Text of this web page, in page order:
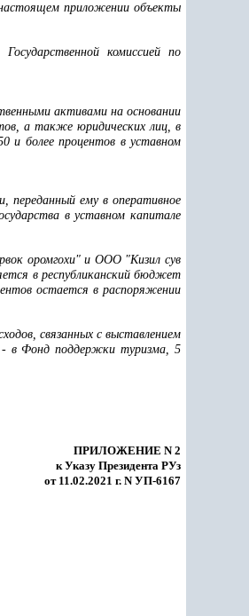
приложении объекты
комиссией по
активами на основании
а также юридических лиц, в
и более процентов в уставном
переданный ему в оперативное
в уставном капитале
оромгохи" и ООО "Кизил сув
в республиканский бюджет
остается в распоряжении
связанных с выставлением
- в Фонд поддержки туризма, 5
ПРИЛОЖЕНИЕ N 2
к Указу Президента РУз
от 11.02.2021 г. N УП-6167